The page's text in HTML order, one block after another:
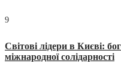
9
Світові лідери в Києві:
міжнародної солідарності